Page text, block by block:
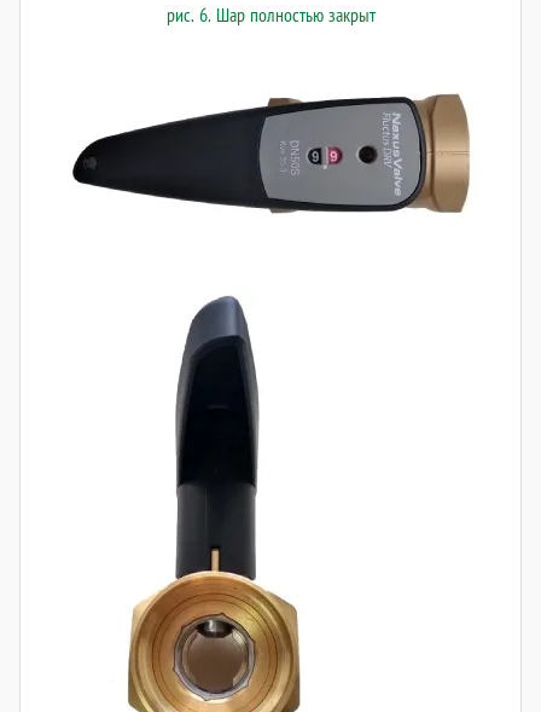
рис. 6. Шар полностью закрыт